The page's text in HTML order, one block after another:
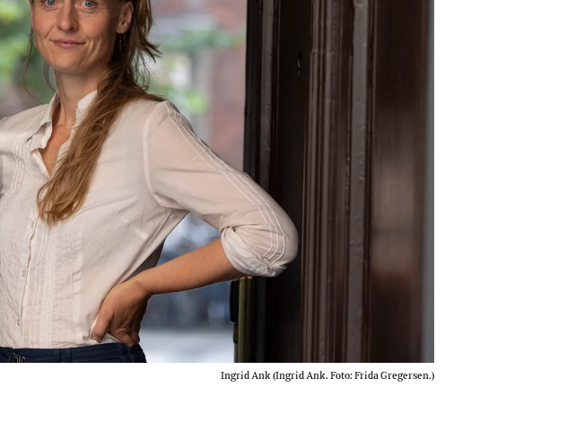
Ingrid Ank (Ingrid Ank. Foto: Frida Gregersen.)